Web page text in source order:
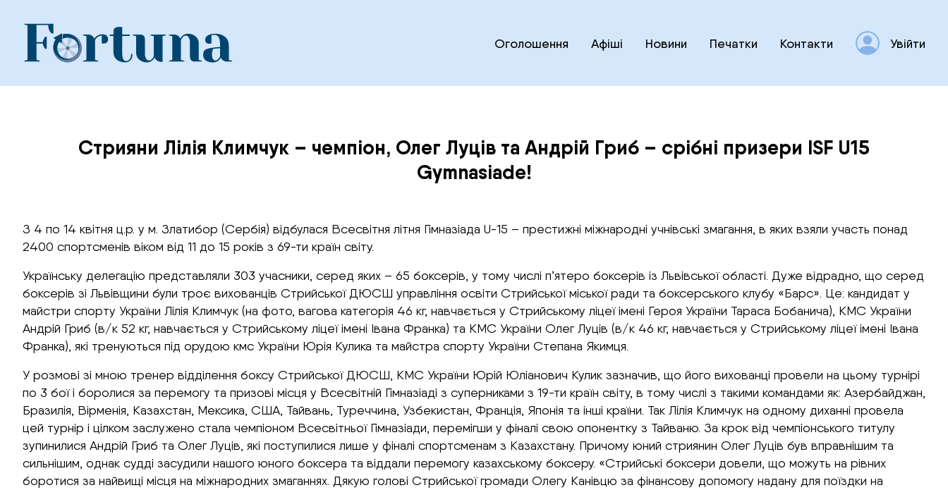
content
Оголошення Афіші Новини Печатки Контакти Увійти
Стрияни Лілія Климчук – чемпіон, Олег Луців та Андрій Гриб – срібні призери ISF U15
Gymnasiade!
З 4 по 14 квітня ц.р. у м. Златибор (Сербія) відбулася Всесвітня літня Гімназіада U-15 – престижні міжнародні учнівські змагання, в яких взяли участь понад
2400 спортсменів віком від 11 до 15 років з 69-ти країн світу.
Українську делегацію представляли 303 учасники, серед яких – 65 боксерів, у тому числі п’ятеро боксерів із Львівської області. Дуже відрадно, що серед
боксерів зі Львівщини були троє вихованців Стрийської ДЮСШ управління освіти Стрийської міської ради та боксерського клубу «Барс». Це: кандидат у
майстри спорту України Лілія Климчук (на фото, вагова категорія 46 кг, навчається у Стрийському ліцеї імені Героя України Тараса Бобанича), КМС України
Андрій Гриб (в/к 52 кг, навчається у Стрийському ліцеї імені Івана Франка) та КМС України Олег Луців (в/к 46 кг, навчається у Стрийському ліцеї імені Івана
Франка), які тренуються під орудою кмс України Юрія Кулика та майстра спорту України Степана Якимця.
У розмові зі мною тренер відділення боксу Стрийської ДЮСШ, КМС України Юрій Юліанович Кулик зазначив, що його вихованці провели на цьому турнірі
по 3 бої і боролися за перемогу та призові місця у Всесвітній Гімназіаді з суперниками з 19-ти країн світу, в тому числі з такими командами як: Азербайджан,
Бразилія, Вірменія, Казахстан, Мексика, США, Тайвань, Туреччина, Узбекистан, Франція, Японія та інші країни. Так Лілія Климчук на одному диханні провела
цей турнір і цілком заслужено стала чемпіоном Всесвітньої Гімназіади, перемігши у фіналі свою опонентку з Тайваню. За крок від чемпіонського титулу
зупинилися Андрій Гриб та Олег Луців, які поступилися лише у фіналі спортсменам з Казахстану. Причому юний стриянин Олег Луців був вправнішим та
сильнішим, однак судді засудили нашого юного боксера та віддали перемогу казахському боксеру. «Стрийські боксери довели, що можуть на рівних
боротися за найвищі місця на міжнародних змаганнях. Дякую голові Стрийської громади Олегу Канівцю за фінансову допомогу надану для поїздки на